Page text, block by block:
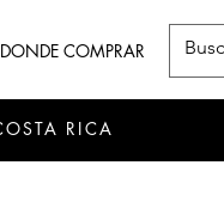
DONDE COMPRAR
RICA